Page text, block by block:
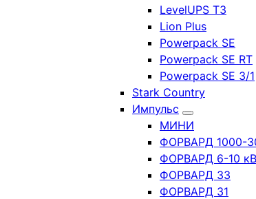
LevelUPS T3
Lion Plus
Powerpack SE
Powerpack SE RT
Powerpack SE 3/1
Stark Country
Импульс
МИНИ
ФОРВАРД 1000-
ФОРВАРД 6-10
ФОРВАРД 33
ФОРВАРД 31